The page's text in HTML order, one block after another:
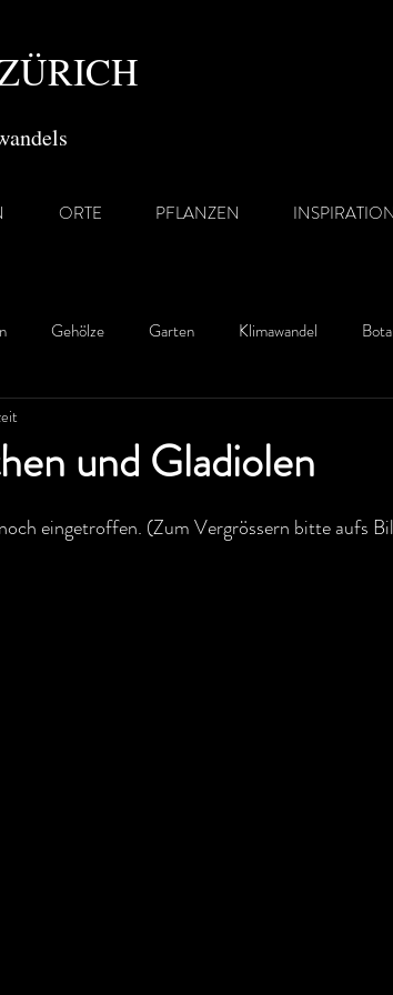
ORTE PFLANZEN
Gehölze Garten Klimawandel
und Gladiolen
eingetroffen. (Zum Vergrössern bitte aufs